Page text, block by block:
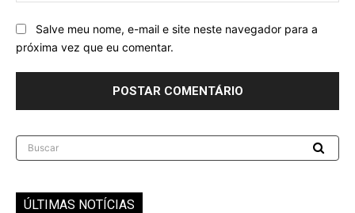
Salve meu nome, e-mail e site neste navegador para a
próxima vez que eu comentar.
Buscar
ÚLTIMAS NOTÍCIAS